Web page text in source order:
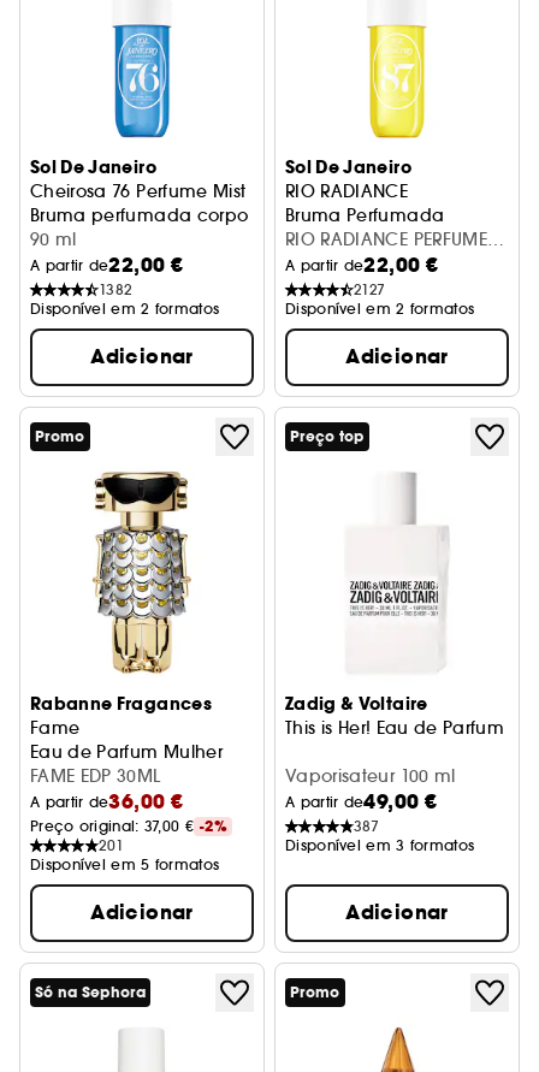
Sol De Janeiro
Cheirosa 76 Perfume Mist
Bruma perfumada corpo e cabelo
90 ml
A partir de22,00 €
1382
Disponível em 2 formatos
Adicionar
Sol De Janeiro
RIO RADIANCE
Bruma Perfumada
RIO RADIANCE PERFUME
MIST
A partir de22,00 €
2127
Disponível em 2 formatos
Adicionar
Promo
Rabanne Fragances
Fame
Eau de Parfum Mulher
FAME EDP 30ML
A partir de36,00 €
Preço original: 37,00 € -2%
201
Disponível em 5 formatos
Adicionar
Preço top
Zadig & Voltaire
This is Her! Eau de Parfum
Vaporisateur 100 ml
A partir de49,00 €
387
Disponível em 3 formatos
Adicionar
Só na Sephora Promo